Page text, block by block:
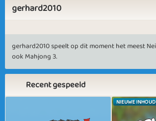
gerhard2010
gerhard2010 speelt op dit moment het meest
ook Mahjong 3.
Recent gespeeld
NIEUWE INHOUD